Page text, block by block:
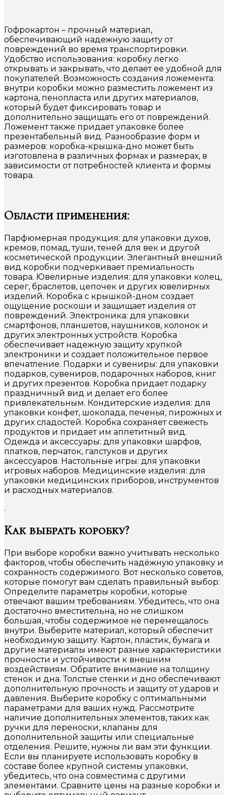
Гофрокартон – прочный материал,
обеспечивающий надежную защиту от
повреждений во время транспортировки.
Удобство использования: коробку легко
открывать и закрывать, что делает ее удобной для
покупателей. Возможность создания ложемента:
внутри коробки можно разместить ложемент из
картона, пенопласта или других материалов,
который будет фиксировать товар и
дополнительно защищать его от повреждений.
Ложемент также придает упаковке более
презентабельный вид. Разнообразие форм и
размеров: коробка-крышка-дно может быть
изготовлена в различных формах и размерах, в
зависимости от потребностей клиента и формы
товара.
Области применения:
Парфюмерная продукция: для упаковки духов,
кремов, помад, туши, теней для век и другой
косметической продукции. Элегантный внешний
вид коробки подчеркивает премиальность
товара. Ювелирные изделия: для упаковки колец,
серег, браслетов, цепочек и других ювелирных
изделий. Коробка с крышкой-дном создает
ощущение роскоши и защищает изделия от
повреждений. Электроника: для упаковки
смартфонов, планшетов, наушников, колонок и
других электронных устройств. Коробка
обеспечивает надежную защиту хрупкой
электроники и создает положительное первое
впечатление. Подарки и сувениры: для упаковки
подарков, сувениров, подарочных наборов, книг
и других презентов. Коробка придает подарку
праздничный вид и делает его более
привлекательным. Кондитерские изделия: для
упаковки конфет, шоколада, печенья, пирожных и
других сладостей. Коробка сохраняет свежесть
продуктов и придает им аппетитный вид.
Одежда и аксессуары: для упаковки шарфов,
платков, перчаток, галстуков и других
аксессуаров. Настольные игры: для упаковки
игровых наборов. Медицинские изделия: для
упаковки медицинских приборов, инструментов
и расходных материалов.
.
Как выбрать коробку?
При выборе коробки важно учитывать несколько
факторов, чтобы обеспечить надёжную упаковку и
сохранность содержимого. Вот несколько советов,
которые помогут вам сделать правильный выбор:
Определите параметры коробки, которые
отвечают вашим требованиям. Убедитесь, что она
достаточно вместительна, но не слишком
большая, чтобы содержимое не перемещалось
внутри. Выберите материал, который обеспечит
необходимую защиту. Картон, пластик, бумага и
другие материалы имеют разные характеристики
прочности и устойчивости к внешним
воздействиям. Обратите внимание на толщину
стенок и дна. Толстые стенки и дно обеспечивают
дополнительную прочность и защиту от ударов и
давления. Выберите коробку с оптимальными
параметрами для ваших нужд. Рассмотрите
наличие дополнительных элементов, таких как
ручки для переноски, клапаны для
дополнительной защиты или специальные
отделения. Решите, нужны ли вам эти функции.
Если вы планируете использовать коробку в
составе более крупной системы упаковки,
убедитесь, что она совместима с другими
элементами. Сравните цены на разные коробки и